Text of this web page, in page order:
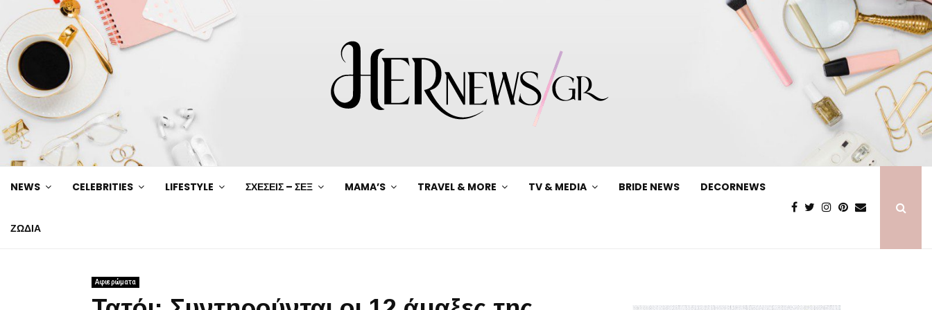
NEWS CELEBRITIES LIFESTYLE ΣΧΕΣΕΙΣ – ΣΕΞ MAMA’S TRAVEL & MORE TV & MEDIA BRIDE NEWS DECORNEWS
ΖΩΔΙΑ
Αφιερώματα